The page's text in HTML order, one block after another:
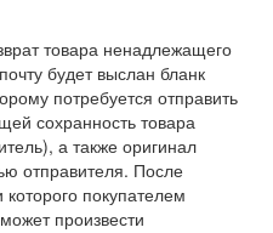
товара ненадлежащего
будет выслан бланк
потребуется отправить
сохранность товара
а также оригинал
отправителя. После
покупателем
произвести